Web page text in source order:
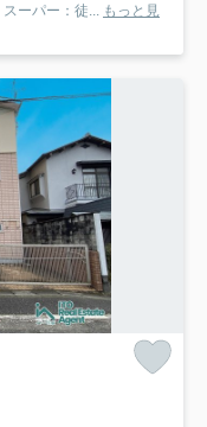
ーパー：徒... もっと見